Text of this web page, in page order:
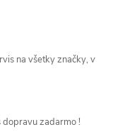
na všetky značky, v
dopravu zadarmo !